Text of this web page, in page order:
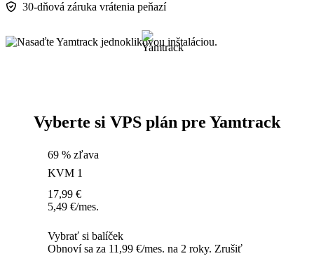
30-dňová záruka vrátenia peňazí
Vyberte si VPS plán pre Yamtrack
69 % zľava
KVM 1
17,99 €
5,49 €/mes.
Vybrať si balíček
Obnoví sa za 11,99 €/mes. na 2 roky. Zrušiť